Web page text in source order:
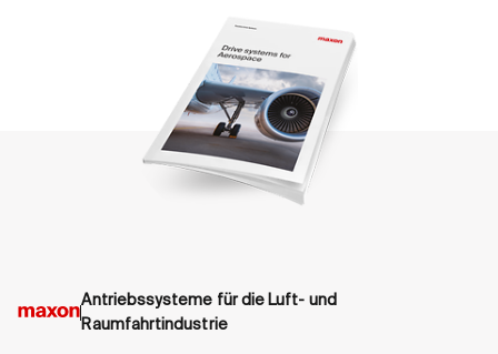
Raumfahrt schneller zur Verfügung stehen. Für weitere
Informationen wenden Sie sich bitte an Ihre maxon
Expert:innen vor Ort
Antriebssysteme für die Luft- und
Raumfahrtindustrie